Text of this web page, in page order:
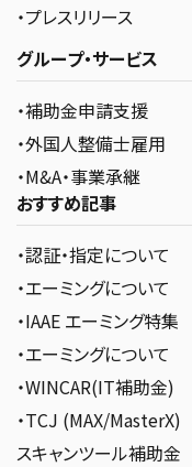
・プレスリリース
グループ・サービス
・補助金申請支援
・外国人整備士雇用
・M&A・事業承継
おすすめ記事
・認証・指定について
・エーミングについて
・IAAE エーミング特集
・エーミングについて
・WINCAR(IT補助金)
・TCJ (MAX/MasterX)
スキャンツール補助金